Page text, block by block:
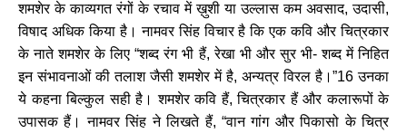
शमशेर के काव्यगत रंगों के रचाव में ख़ुशी या उल्लास कम अवसाद, उदासी,
विषाद अधिक किया है। नामवर सिंह विचार है कि एक कवि और चित्रकार
के नाते शमशेर के लिए “शब्द रंग भी हैं, रेखा भी और सुर भी- शब्द में निहित
इन संभावनाओं की तलाश जैसी शमशेर में है, अन्यत्र विरल है।”16 उनका
ये कहना बिल्कुल सही है। शमशेर कवि हैं, चित्रकार हैं और कलारूपों के
उपासक हैं। नामवर सिंह ने लिखते हैं, “वान गांग और पिकासो के चित्र